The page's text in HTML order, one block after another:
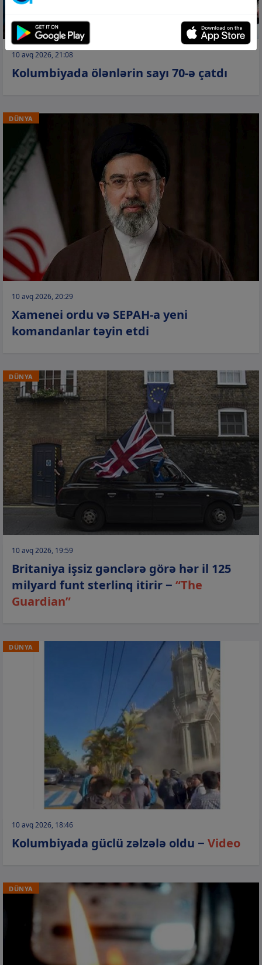
10 avq 2026, 21:08
Kolumbiyada ölənlərin sayı 70-ə çatdı
DÜNYA
10 avq 2026, 20:29
Xamenei ordu və SEPAH-a yeni
komandanlar təyin etdi
DÜNYA
10 avq 2026, 19:59
Britaniya işsiz gənclərə görə hər il 125
milyard funt sterlinq itirir − “The
Guardian”
DÜNYA
10 avq 2026, 18:46
Kolumbiyada güclü zəlzələ oldu − Video
DÜNYA